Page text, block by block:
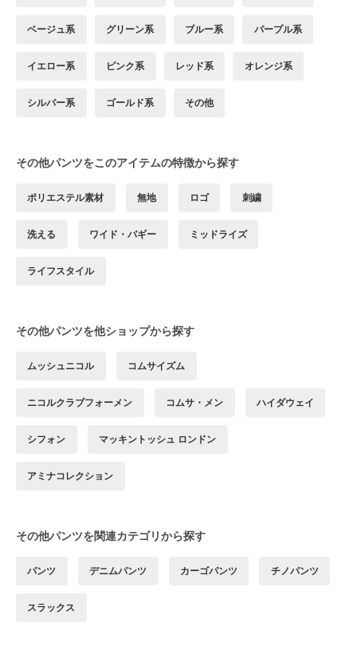
ベージュ系 グリーン系 ブルー系 パープル系
イエロー系 ピンク系 レッド系 オレンジ系
シルバー系 ゴールド系 その他
その他パンツをこのアイテムの特徴から探す
ポリエステル素材 無地 ロゴ 刺繍
洗える ワイド・バギー ミッドライズ
ライフスタイル
その他パンツを他ショップから探す
ムッシュニコル コムサイズム
ニコルクラブフォーメン コムサ・メン ハイダウェイ
シフォン マッキントッシュ ロンドン
アミナコレクション
その他パンツを関連カテゴリから探す
パンツ デニムパンツ カーゴパンツ チノパンツ
スラックス